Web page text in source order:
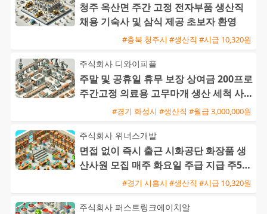
청주 옥산면 주간 고정 전자부품 생산직
채용 기숙사 및 삼식 제공 초보자 환영
#충북 청주시 #생산직 #시급 10,320원
주식회사 디와이피플
주말 및 공휴일 휴무 보장 상여금 200프로
주간고정 의료용 고무마개 생산 세척 사원
#경기 화성시 #생산직 #월급 3,000,000원
주식회사 위너스개발
면접 없이 즉시 출근 시화공단 화장품 생
산사원 모집 매주 화요일 주급 지급 주5일
#경기 시흥시 #생산직 #시급 10,320원
주식회사 퍼스트링크에이치알